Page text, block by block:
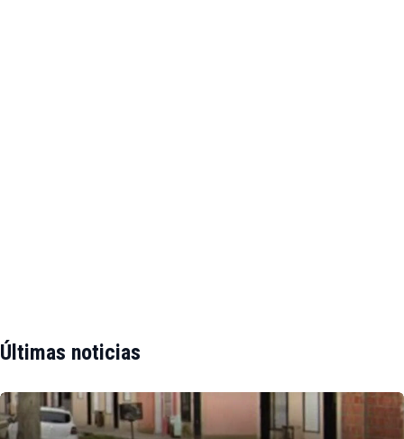
Últimas noticias